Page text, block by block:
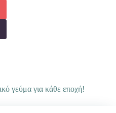
γεύμα για κάθε εποχή!